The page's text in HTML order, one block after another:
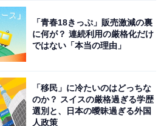
「青春18きっぷ」販売激減の裏
に何が？ 連続利用の厳格化だけ
ではない「本当の理由」
「移民」に冷たいのはどっちな
のか？ スイスの厳格過ぎる学歴
選別と、日本の曖昧過ぎる外国
人政策